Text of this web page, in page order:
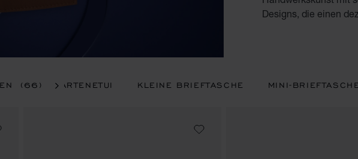
Designs, die einen
(66) KARTENETUI KLEINE BRIEFTASCHE MINI-